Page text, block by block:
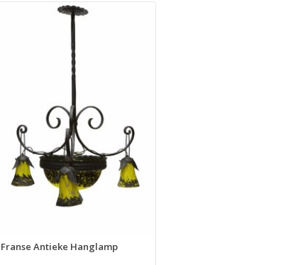
Franse Antieke Hanglamp